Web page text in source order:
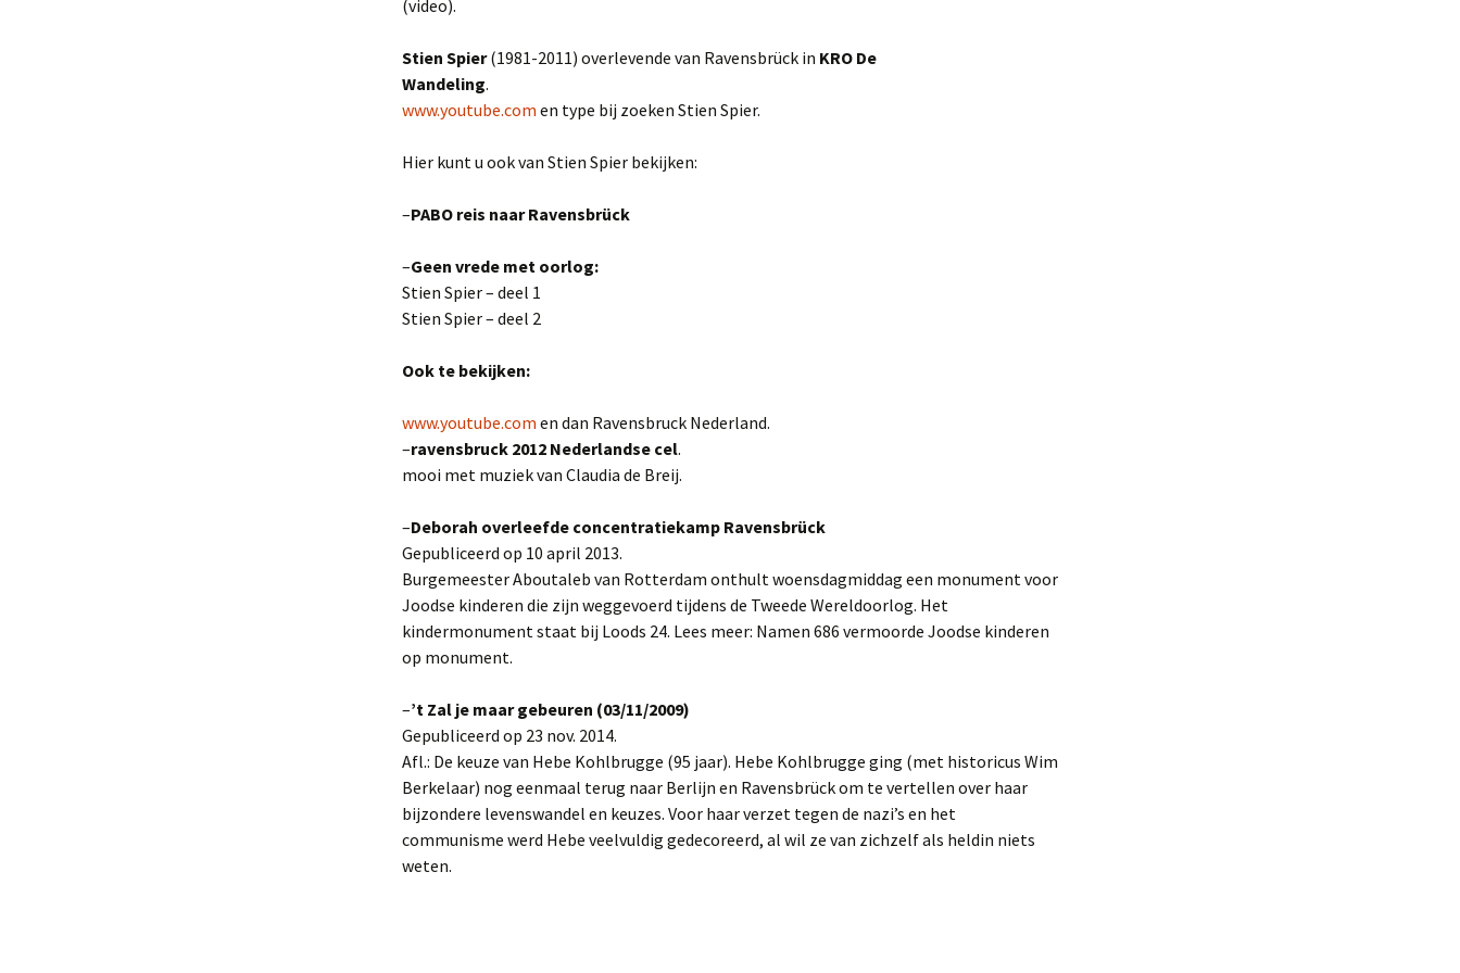
(video).
Stien Spier(1981-2011) overlevende van Ravensbrück in KRO De
Wandeling.
www.youtube.com en type bij zoeken Stien Spier.
Hier kunt u ook van Stien Spier bekijken:
–PABO reis naar Ravensbrück
–Geen vrede met oorlog:
Stien Spier – deel 1
Stien Spier – deel 2
Ook te bekijken:
www.youtube.com en dan Ravensbruck Nederland.
–ravensbruck 2012 Nederlandse cel.
mooi met muziek van Claudia de Breij.
–Deborah overleefde concentratiekamp Ravensbrück
Gepubliceerd op 10 april 2013.
Burgemeester Aboutaleb van Rotterdam onthult woensdagmiddag een monument voor
Joodse kinderen die zijn weggevoerd tijdens de Tweede Wereldoorlog. Het
kindermonument staat bij Loods 24. Lees meer: Namen 686 vermoorde Joodse kinderen
op monument.
–’t Zal je maar gebeuren (03/11/2009)
Gepubliceerd op 23 nov. 2014.
Afl.: De keuze van Hebe Kohlbrugge (95 jaar). Hebe Kohlbrugge ging (met historicus Wim
Berkelaar) nog eenmaal terug naar Berlijn en Ravensbrück om te vertellen over haar
bijzondere levenswandel en keuzes. Voor haar verzet tegen de nazi’s en het
communisme werd Hebe veelvuldig gedecoreerd, al wil ze van zichzelf als heldin niets
weten.